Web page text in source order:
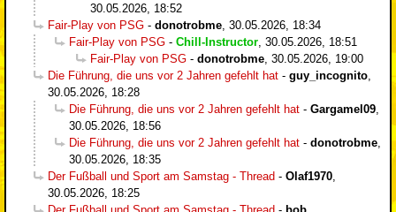
30.05.2026, 18:52
Fair-Play von PSG - donotrobme 30.05.2026, 18:34
Fair-Play von PSG - Chill-Instructor 30.05.2026, 18:51
Fair-Play von PSG - donotrobme 30.05.2026, 19:00
Die Führung, die uns vor 2 Jahren gefehlt hat - guy_incognito
30.05.2026, 18:28
Die Führung, die uns vor 2 Jahren gefehlt hat - Gargamel09
30.05.2026, 18:56
Die Führung, die uns vor 2 Jahren gefehlt hat - donotrobme
30.05.2026, 18:35
Der Fußball und Sport am Samstag - Thread - Olaf1970
30.05.2026, 18:25